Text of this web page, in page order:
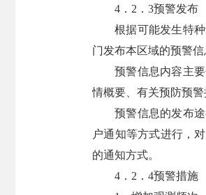
4．2．3预警发布
根据可能发生特
门发布本区域的预警信
预警信息内容主
情概要、有关预防预警
预警信息的发布
户通知等方式进行，
的通知方式。
4．2．4预警措施